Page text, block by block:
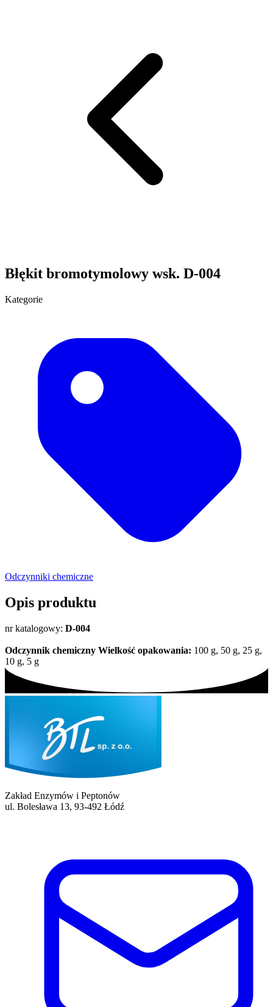
Błękit bromotymolowy wsk. D-004
Kategorie
Odczynniki chemiczne
Opis produktu
nr katalogowy: D-004
Odczynnik chemiczny Wielkość opakowania: 100 g, 50 g, 25 g,
10 g, 5 g
Zakład Enzymów i Peptonów
ul. Bolesława 13, 93-492 Łódź